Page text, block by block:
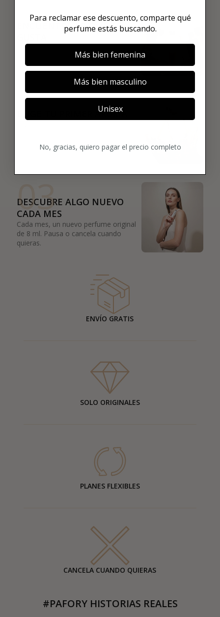
01
ENCUENTRA LO QUE TE
Explora más de 600 fragancias nicho y
añade tus favoritas directamente a tu
box.
02
ELIGE TU PRIMER AROMA
compra.
03
DESCUBRE ALGO NUEVO
CADA MES
Cada mes, un nuevo perfume original
de 8 ml. Pausa o cancela cuando
quieras.
ENVÍO GRATIS
SOLO ORIGINALES
PLANES FLEXIBLES
CANCELA CUANDO QUIERAS
#PAFORY HISTORIAS REALES
Para reclamar ese descuento, comparte qué
perfume estás buscando.
Más bien femenina
Más bien masculino
Unisex
No, gracias, quiero pagar el precio completo